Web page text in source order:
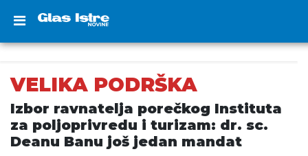
VELIKA PODRŠKA
Izbor ravnatelja porečkog Instituta
za poljoprivredu i turizam: dr. sc.
Deanu Banu još jedan mandat